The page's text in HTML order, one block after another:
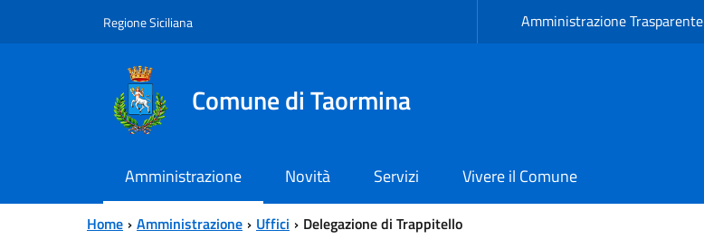
Regione Siciliana Amministrazione Trasparente
Comune di Taormina
Amministrazione Novità Servizi Vivere il Comune
Home Amministrazione Uffici Delegazione di Trappitello